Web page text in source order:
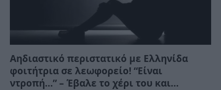
Αηδιαστικό περιστατικό με Ελληνίδα
φοιτήτρια σε λεωφορείο! “Είναι
ντροπή…” – Έβαλε το χέρι του και…